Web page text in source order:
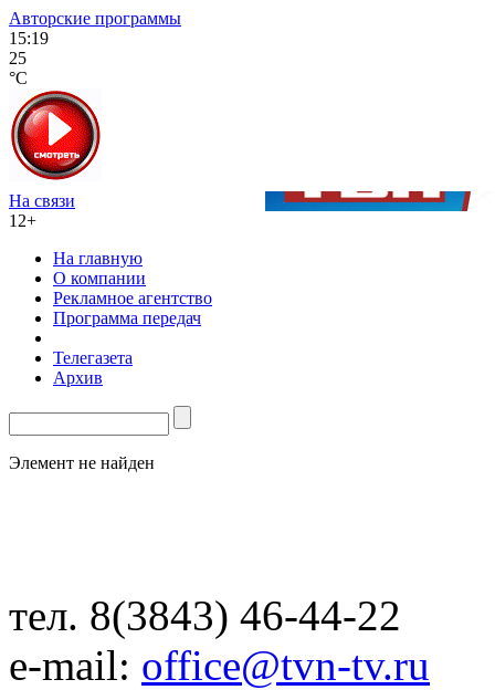
Авторские программы
15:19
25
°C
На связи
12+
На главную
О компании
Рекламное агентство
Программа передач
Телегазета
Архив
Элемент не найден
тел. 8(3843) 46-44-22
e-mail: office@tvn-tv.ru